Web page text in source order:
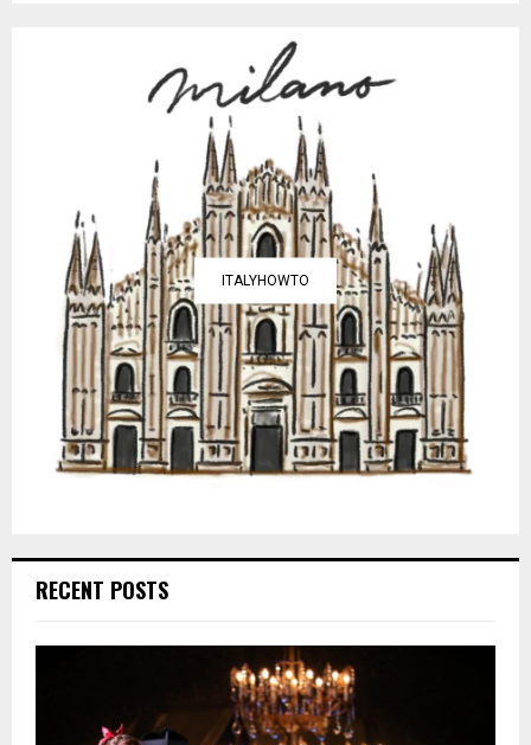
ITALYHOWTO
RECENT POSTS